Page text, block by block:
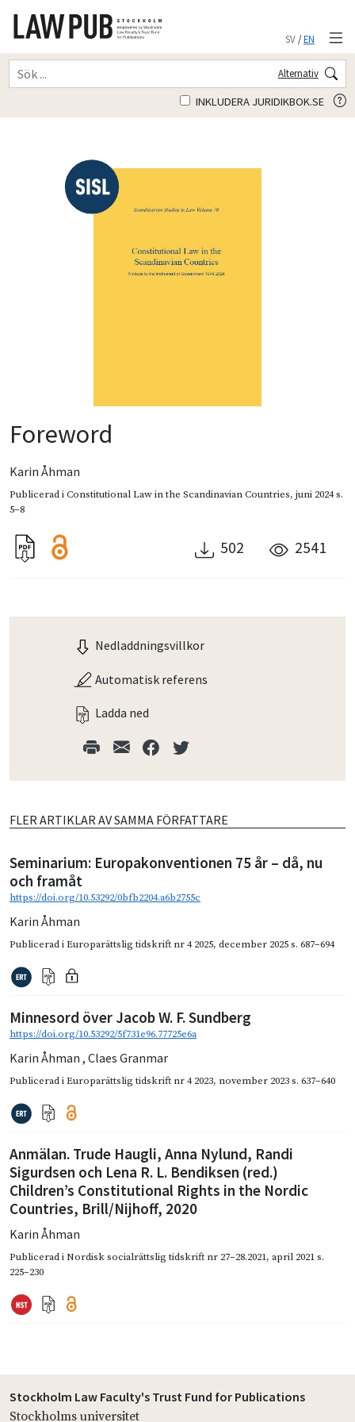
SV/EN
Alternativ
INKLUDERA JURIDIKBOK.SE
Foreword
Karin Åhman
Publicerad iConstitutional Law in the Scandinavian Countries, juni 2024s.
5–8
502 2541
Nedladdningsvillkor
Automatisk referens
Ladda ned
FLER ARTIKLAR AV SAMMA FÖRFATTARE
Seminarium: Europakonventionen 75 år – då, nu
och framåt
https://doi.org/10.53292/0bfb2204.a6b2755c
Karin Åhman
Publicerad iEuroparättslig tidskrift nr 4 2025, december 2025s. 687–694
Minnesord över Jacob W. F. Sundberg
https://doi.org/10.53292/5f731e96.77725e6a
Karin Åhman , Claes Granmar
Publicerad iEuroparättslig tidskrift nr 4 2023, november 2023s. 637–640
Anmälan. Trude Haugli, Anna Nylund, Randi
Sigurdsen och Lena R. L. Bendiksen (red.)
Children’s Constitutional Rights in the Nordic
Countries, Brill/Nijhoff, 2020
Karin Åhman
Publicerad iNordisk socialrättslig tidskrift nr 27–28.2021, april 2021s.
225–230
Stockholm Law Faculty's Trust Fund for Publications
Stockholms universitet